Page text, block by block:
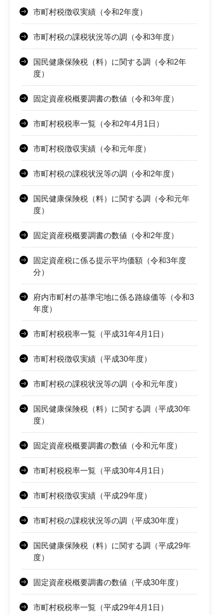
市町村税徴収実績（令和2年度）
市町村税の課税状況等の調（令和3年度）
国民健康保険税（料）に関する調（令和2年
度）
固定資産税概要調書の数値（令和3年度）
市町村税税率一覧（令和2年4月1日）
市町村税徴収実績（令和元年度）
市町村税の課税状況等の調（令和2年度）
国民健康保険税（料）に関する調（令和元年
度）
固定資産税概要調書の数値（令和2年度）
固定資産税に係る提示平均価額（令和3年度
分）
府内市町村の基準宅地に係る路線価等（令和3
年度）
市町村税税率一覧（平成31年4月1日）
市町村税徴収実績（平成30年度）
市町村税の課税状況等の調（令和元年度）
国民健康保険税（料）に関する調（平成30年
度）
固定資産税概要調書の数値（令和元年度）
市町村税税率一覧（平成30年4月1日）
市町村税徴収実績（平成29年度）
市町村税の課税状況等の調（平成30年度）
国民健康保険税（料）に関する調（平成29年
度）
固定資産税概要調書の数値（平成30年度）
市町村税税率一覧（平成29年4月1日）